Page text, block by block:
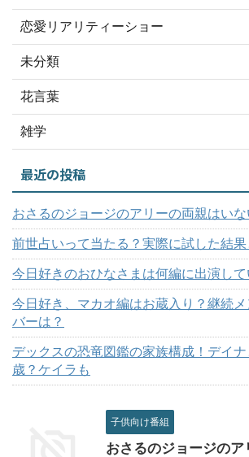
恋愛リアリティーショー
未分類
花言葉
雑学
最近の投稿
おさるのジョージのアリーの両親はいな
前世占いって当たる？実際に試した結
今日好きのおひなさまは何編に出演し
今日好き、マカオ編はお蔵入り？継続
バーは？
デックスの恐竜図鑑の家族構成！デイ
歳？ケイラも
子供向け番組
おさるのジョージの